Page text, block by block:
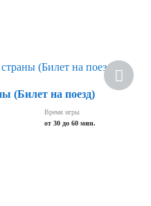
(Билет на поезд)
Время игры
от 30 до 60 мин.